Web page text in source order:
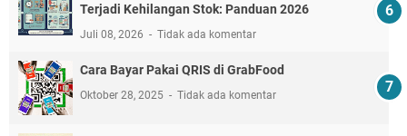
Terjadi Kehilangan Stok: Panduan 2026
Juli 08, 2026 Tidak ada komentar
Cara Bayar Pakai QRIS di GrabFood
Oktober 28, 2025 Tidak ada komentar